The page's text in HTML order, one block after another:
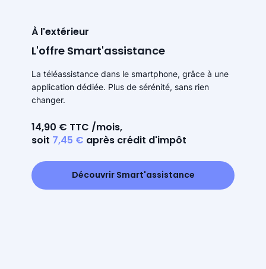
À l'extérieur
L'offre Smart'assistance
La téléassistance dans le smartphone, grâce à une
application dédiée. Plus de sérénité, sans rien
changer.
14,90 € TTC /mois,
soit 7,45 € après crédit d'impôt
Découvrir Smart'assistance